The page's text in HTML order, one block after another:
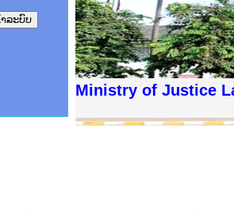
Ministry of Justice
ນ